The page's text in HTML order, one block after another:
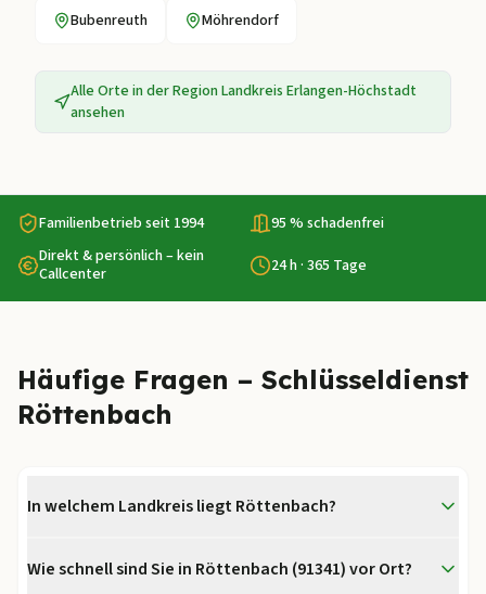
Bubenreuth Möhrendorf
Alle Orte in der Region Landkreis Erlangen-Höchstadt
ansehen
Familienbetrieb seit 1994
95 % schadenfrei
Direkt & persönlich – kein
Callcenter
24 h · 365 Tage
Häufige Fragen – Schlüsseldienst
Röttenbach
In welchem Landkreis liegt Röttenbach?
Wie schnell sind Sie in Röttenbach (91341) vor Ort?